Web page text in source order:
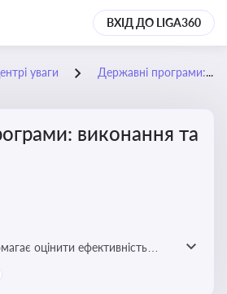
ВХІД ДО LIGA360
уваги Державні програми: виконання та проблеми
виконання та
оцінити ефективність
коштів, виявити проблеми
їх удосконалення